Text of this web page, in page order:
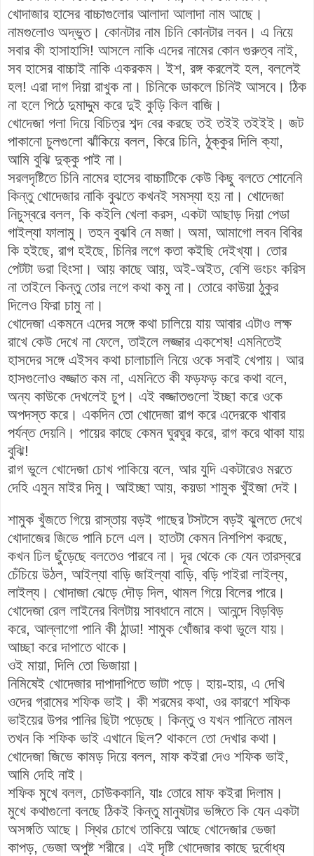
খোদাজার হাসের বাচ্চাগুলোর আলাদা আলাদা নাম আছে।
নামগুলোও অদ্ভুত। কোনটার নাম চিনি কোনটার লবন। এ নিয়ে
সবার কী হাসাহাসি! আসলে নাকি এদের নামের কোন গুরুত্ব নাই,
সব হাসের বাচ্চাই নাকি একরকম। ইশ, রঙ্গ করলেই হল, বললেই
হল! এরা দাগ দিয়া রাখুক না। চিনিকে ডাকলে চিনিই আসবে। ঠিক
না হলে পিঠে দুমাদ্দুম করে দুই কুড়ি কিল বাজি।
খোদেজা গলা দিয়ে বিচিত্র শব্দ বের করছে তই তইই তইইই। জট
পাকানো চুলগুলো ঝাঁকিয়ে বলল, কিরে চিনি, ঠুক্কুর দিলি ক্যা,
আমি বুঝি দুক্কু পাই না।
সরলদৃষ্টিতে চিনি নামের হাসের বাচ্চাটিকে কেউ কিছু বলতে শোনেনি
কিন্তু খোদেজার নাকি বুঝতে কখনই সমস্যা হয় না। খোদেজা
নিচুস্বরে বলল, কি কইলি খেলা করস, একটা আছাড় দিয়া পেডা
গাইল্যা ফালামু। তহন বুঝবি নে মজা। অমা, আমাগো লবন বিবির
কি হইছে, রাগ হইছে, চিনির লগে কতা কইছি দেইখ্যা। তোর
পেটটা ভরা হিংসা। আয় কাছে আয়, অই-অইত, বেশি ভংচং করিস
না তাইলে কিন্তু তোর লগে কথা কমু না। তোরে কাউয়া ঠুকুর
দিলেও ফিরা চামু না।
খোদেজা একমনে এদের সঙ্গে কথা চালিয়ে যায় আবার এটাও লক্ষ
রাখে কেউ দেখে না ফেলে, তাইলে লজ্জার একশেষ! এমনিতেই
হাসদের সঙ্গে এইসব কথা চালাচালি নিয়ে ওকে সবাই খেপায়। আর
হাসগুলোও বজ্জাত কম না, এমনিতে কী ফড়ফড় করে কথা বলে,
অন্য কাউকে দেখলেই চুপ। এই বজ্জাতগুলো ইচ্ছা করে ওকে
অপদস্ত করে। একদিন তো খোদেজা রাগ করে এদেরকে খাবার
পর্যন্ত দেয়নি। পায়ের কাছে কেমন ঘুরঘুর করে, রাগ করে থাকা যায়
বুঝি!
রাগ ভুলে খোদেজা চোখ পাকিয়ে বলে, আর যুদি একটারেও মরতে
দেহি এমুন মাইর দিমু। আইচ্ছা আয়, কয়ডা শামুক খুঁইজা দেই।
শামুক খুঁজতে গিয়ে রাস্তায় বড়ই গাছের টসটসে বড়ই ঝুলতে দেখে
খোদাজের জিভে পানি চলে এল। হাতটা কেমন নিশপিশ করছে,
কখন ঢিল ছুঁড়েছে বলতেও পারবে না। দূর থেকে কে যেন তারস্বরে
চেঁচিয়ে উঠল, আইল্যা বাড়ি জাইল্যা বাড়ি, বড়ি পাইরা লাইল্য,
লাইল্য। খোদাজা ঝেড়ে দৌড় দিল, থামল গিয়ে বিলের পারে।
খোদেজা রেল লাইনের বিলটায় সাবধানে নামে। আনন্দে বিড়বিড়
করে, আল্লাগো পানি কী ঠান্ডা! শামুক খোঁজার কথা ভুলে যায়।
আচ্ছা করে দাপাতে থাকে।
ওই মায়া, দিলি তো ভিজায়া।
নিমিষেই খোদেজার দাপাদাপিতে ভাটা পড়ে। হায়-হায়, এ দেখি
ওদের গ্রামের শফিক ভাই। কী শরমের কথা, ওর কারণে শফিক
ভাইয়ের উপর পানির ছিটা পড়েছে। কিন্তু ও যখন পানিতে নামল
তখন কি শফিক ভাই এখানে ছিল? থাকলে তো দেখার কথা।
খোদেজা জিভে কামড় দিয়ে বলল, মাফ কইরা দেও শফিক ভাই,
আমি দেহি নাই।
শফিক মুখে বলল, চোউককানি, যাঃ তোরে মাফ কইরা দিলাম।
মুখে কথাগুলো বলছে ঠিকই কিন্তু মানুষটার ভঙ্গিতে কি যেন একটা
অসঙ্গতি আছে। স্থির চোখে তাকিয়ে আছে খোদেজার ভেজা
কাপড়, ভেজা অপুষ্ট শরীরে। এই দৃষ্টি খোদেজার কাছে দুর্বোধ্য